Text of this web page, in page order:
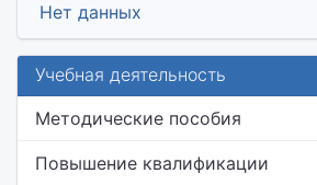
Нет данных
Учебная деятельность
Методические пособия
Повышение квалификации